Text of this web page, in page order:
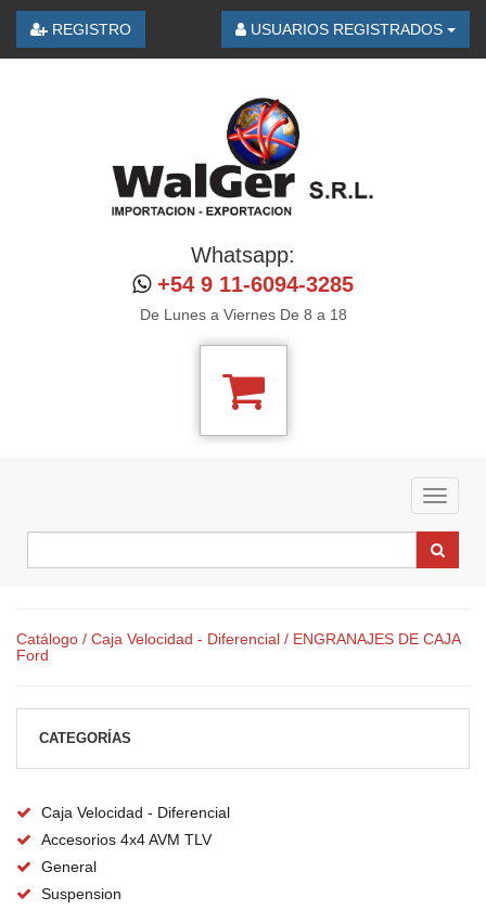
REGISTRO USUARIOS REGISTRADOS
Whatsapp:
+54 9 11-6094-3285
De Lunes a Viernes De 8 a 18
Toggle
Catálogo / Caja Velocidad - Diferencial / ENGRANAJES DE CAJA
Ford
CATEGORÍAS
Caja Velocidad - Diferencial
Accesorios 4x4 AVM TLV
General
Suspension